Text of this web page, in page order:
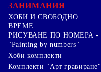
ЗАНИМАНИЯ
ХОБИ И СВОБОДНО
ВРЕМЕ
РИСУВАНЕ ПО НОМЕРА -
"Painting by numbers"
Хоби комплекти
Комплекти "Арт гравиране"